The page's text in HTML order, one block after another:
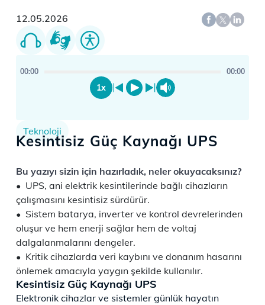
12.05.2026
00:00 00:00
1x
Teknoloji
Kesintisiz Güç Kaynağı UPS
​​​Bu yazıyı sizin için hazırladık, neler okuyacaksınız?
UPS, ani elektrik kesintilerinde bağlı cihazların
çalışmasını kesintisiz sürdürür.
Sistem batarya, inverter ve kontrol devrelerinden
oluşur ve hem enerji sağlar hem de voltaj
dalgalanmalarını dengeler.
Kritik cihazlarda veri kaybını ve donanım hasarını
önlemek amacıyla yaygın şekilde kullanılır.
Kesintisiz Güç Kaynağı UPS
Elektronik cihazlar ve sistemler günlük hayatın